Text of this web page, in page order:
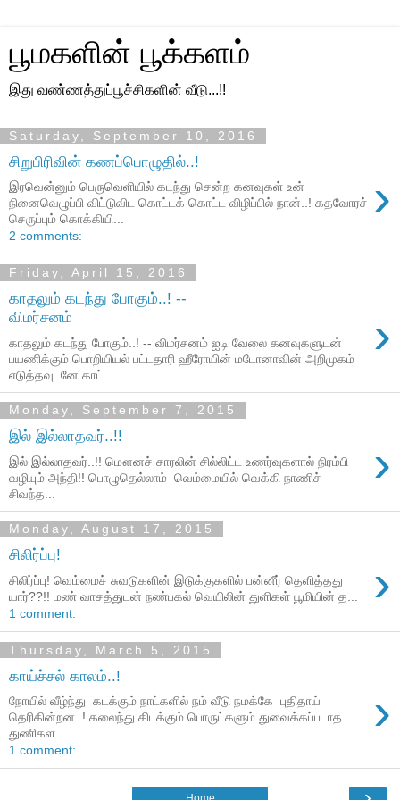
பூமகளின் பூக்களம்
இது வண்ணத்துப்பூச்சிகளின் வீடு...!!
Saturday, September 10, 2016
சிறுபிரிவின் கணப்பொழுதில்..!
›
இரவென்னும் பெருவெளியில் கடந்து சென்ற கனவுகள் உன்
நினைவெழுப்பி விட்டுவிட கொட்டக் கொட்ட விழிப்பில் நான்..! கதவோரச்
செருப்பும் கொக்கியி...
2 comments:
Friday, April 15, 2016
காதலும் கடந்து போகும்..! --
விமர்சனம்
›
காதலும் கடந்து போகும்..! -- விமர்சனம் ஐடி வேலை கனவுகளுடன்
பயணிக்கும் பொறியியல் பட்டதாரி ஹீரோயின் மடோனாவின் அறிமுகம்
எடுத்தவுடனே காட்...
Monday, September 7, 2015
இல் இல்லாதவர்..!! ›
இல் இல்லாதவர்..!! மௌனச் சாரலின் சில்லிட்ட உணர்வுகளால் நிரம்பி
வழியும் அந்தி!! பொழுதெல்லாம் வெம்மையில் வெக்கி நாணிச்
சிவந்த...
Monday, August 17, 2015
சிலிர்ப்பு! ›
சிலிர்ப்பு! வெம்மைச் சுவடுகளின் இடுக்குகளில் பன்னீர் தெளித்தது
யார்??!! மண் வாசத்துடன் நண்பகல் வெயிலின் துளிகள் பூமியின் த...
1 comment:
Thursday, March 5, 2015
காய்ச்சல் காலம்..!
›
நோயில் வீழ்ந்து கடக்கும் நாட்களில் நம் வீடு நமக்கே புதிதாய்
தெரிகின்றன..! கலைந்து கிடக்கும் பொருட்களும் துவைக்கப்படாத
துணிகள...
1 comment: